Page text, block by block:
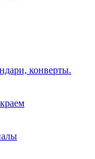
конверты.